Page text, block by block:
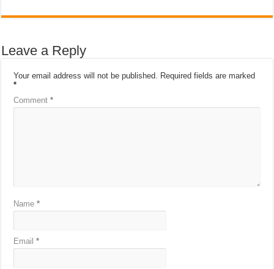
Leave a Reply
Your email address will not be published. Required fields are marked
*
Comment*
Name*
Email*